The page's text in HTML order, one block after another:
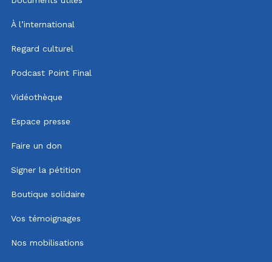
À l’international
Regard culturel
Podcast Point Final
Vidéothèque
Espace presse
Faire un don
Signer la pétition
Boutique solidaire
Vos témoignages
Nos mobilisations